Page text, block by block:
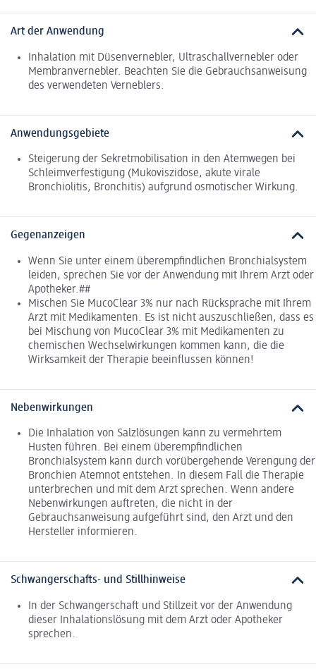
Art der Anwendung
Inhalation mit Düsenvernebler, Ultraschallvernebler oder
Membranvernebler. Beachten Sie die Gebrauchsanweisung
des verwendeten Verneblers.
Anwendungsgebiete
Steigerung der Sekretmobilisation in den Atemwegen bei
Schleimverfestigung (Mukoviszidose, akute virale
Bronchiolitis, Bronchitis) aufgrund osmotischer Wirkung.
Gegenanzeigen
Wenn Sie unter einem überempfindlichen Bronchialsystem
leiden, sprechen Sie vor der Anwendung mit Ihrem Arzt oder
Apotheker.##
Mischen Sie MucoClear 3% nur nach Rücksprache mit Ihrem
Arzt mit Medikamenten. Es ist nicht auszuschließen, dass es
bei Mischung von MucoClear 3% mit Medikamenten zu
chemischen Wechselwirkungen kommen kann, die die
Wirksamkeit der Therapie beeinflussen können!
Nebenwirkungen
Die Inhalation von Salzlösungen kann zu vermehrtem
Husten führen. Bei einem überempfindlichen
Bronchialsystem kann durch vorübergehende Verengung der
Bronchien Atemnot entstehen. In diesem Fall die Therapie
unterbrechen und mit dem Arzt sprechen. Wenn andere
Nebenwirkungen auftreten, die nicht in der
Gebrauchsanweisung aufgeführt sind, den Arzt und den
Hersteller informieren.
Schwangerschafts- und Stillhinweise
In der Schwangerschaft und Stillzeit vor der Anwendung
dieser Inhalationslösung mit dem Arzt oder Apotheker
sprechen.